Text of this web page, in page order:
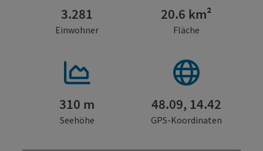
3.281
Einwohner
20.6 km²
Fläche
310 m
Seehöhe
48.09, 14.42
GPS-Koordinaten